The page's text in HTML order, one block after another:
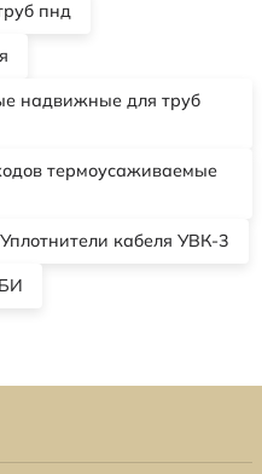
пнд
надвижные для труб
термоусаживаемые
Уплотнители кабеля УВК-3